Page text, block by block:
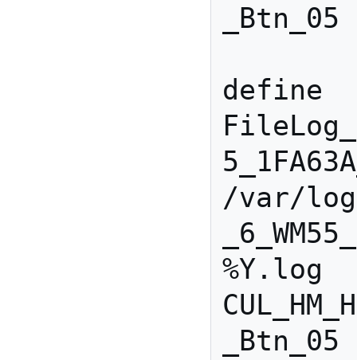
_Btn_05
define
/var/log/
%Y.log
_Btn_05